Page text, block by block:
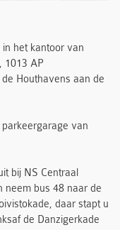
het kantoor van
1013 AP
Houthavens aan de
van
bij NS Centraal
neem bus 48 naar de
daar stapt u
de Danzigerkade